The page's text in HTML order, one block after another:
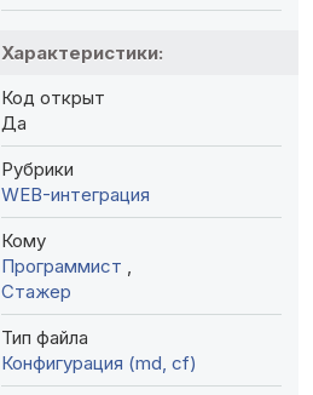
Характеристики:
Код открыт
Да
Рубрики
WEB-интеграция
Кому
Программист
Стажер
Тип файла
Конфигурация (md, cf)